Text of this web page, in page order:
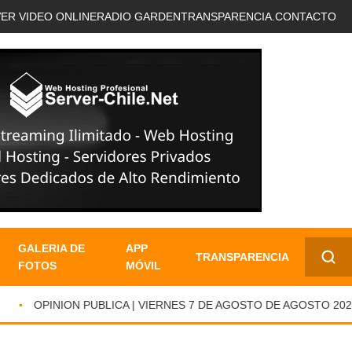
VIDEO ONLINERADIO GARDENTRANSPARENCIA. CONTACTO
GALERIA DE
FOTOS
APP
MÓVIL
TRANSPARENCIA
✕
OPINION PUBLICA | VIERNES 7 DE AGOSTO DE AGOSTO 2026.